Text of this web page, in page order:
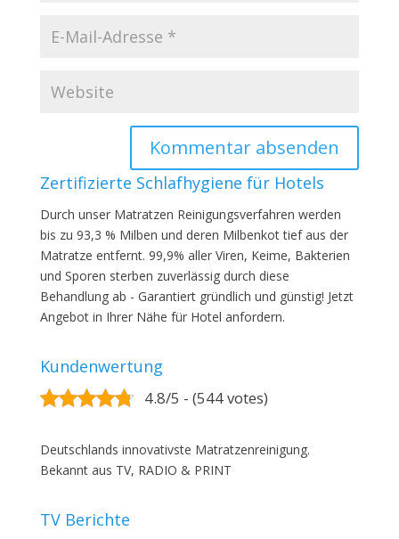
Zertifizierte Schlafhygiene für Hotels
Durch unser Matratzen Reinigungsverfahren werden
bis zu 93,3 % Milben und deren Milbenkot tief aus der
Matratze entfernt. 99,9% aller Viren, Keime, Bakterien
und Sporen sterben zuverlässig durch diese
Behandlung ab - Garantiert gründlich und günstig! Jetzt
Angebot in Ihrer Nähe für Hotel anfordern.
Kundenwertung
4.8/5 - (544 votes)
Deutschlands innovativste Matratzenreinigung.
Bekannt aus TV, RADIO & PRINT
TV Berichte